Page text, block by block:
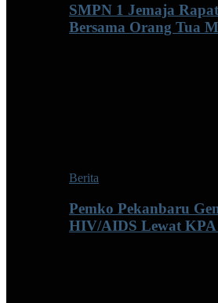
SMPN 1 Jemaja
Bersama Orang Tua
Berita
Pemko Pekanbaru
HIV/AIDS Lewat KPA